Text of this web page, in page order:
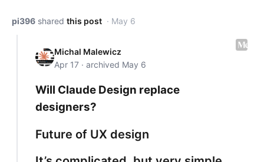
pi396 shared this post · May 6
Michal Malewicz
Apr 17 · archived May 6
Will Claude Design replace
designers?
Future of UX design